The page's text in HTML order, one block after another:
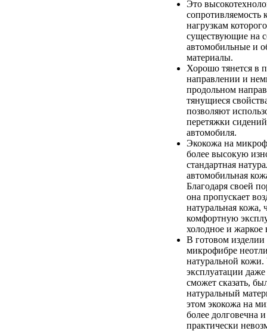
Это
сопротивляемость
нагрузкам
существующие на
автомобильные и
материалы.
Хорошо тянется в
направлении и
продольном
тянущиеся
позволяют
перетяжки
автомобиля.
Экокожа на
более высокую
стандартная
автомобильная
Благодаря своей
она пропускает
натуральная кожа,
комфортную
холодное и жаркое
В готовом изделии
микрофибре
натуральной кожи.
эксплуатации
сможет сказать,
натуральный
этом экокожа на
более долговечна
практически